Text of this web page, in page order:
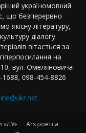
україномовний
що безперервно
якісну літературу,
діалогу.
вітається за
на
вул. Омеляновича-
098-454-8826
«ЛУ»
Ars poetica